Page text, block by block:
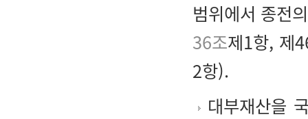
범위에서 종전
36조제1항, 제
2항).
대부재산을